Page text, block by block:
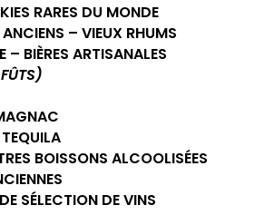
RARES DU MONDE
– VIEUX RHUMS
– BIÈRES ARTISANALES
BOISSONS ALCOOLISÉES
SÉLECTION DE VINS